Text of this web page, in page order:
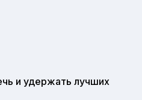
и удержать лучших